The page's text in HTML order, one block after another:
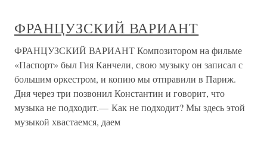
ФРАНЦУЗСКИЙ ВАРИАНТ
ФРАНЦУЗСКИЙ ВАРИАНТ Композитором на фильме
«Паспорт» был Гия Канчели, свою музыку он записал с
большим оркестром, и копию мы отправили в Париж.
Дня через три позвонил Константин и говорит, что
музыка не подходит.— Как не подходит? Мы здесь этой
музыкой хвастаемся, даем